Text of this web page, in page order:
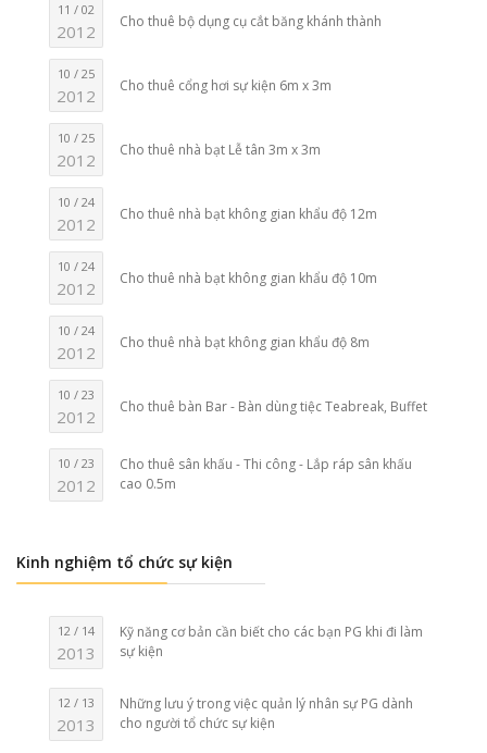
11 / 02
2012 Cho thuê bộ dụng cụ cắt băng khánh thành
10 / 25
2012 Cho thuê cổng hơi sự kiện 6m x 3m
10 / 25
2012 Cho thuê nhà bạt Lễ tân 3m x 3m
10 / 24
2012 Cho thuê nhà bạt không gian khẩu độ 12m
10 / 24
2012 Cho thuê nhà bạt không gian khẩu độ 10m
10 / 24
2012 Cho thuê nhà bạt không gian khẩu độ 8m
10 / 23
2012 Cho thuê bàn Bar - Bàn dùng tiệc Teabreak, Buffet
10 / 23
2012
Cho thuê sân khấu - Thi công - Lắp ráp sân khấu
cao 0.5m
Kinh nghiệm tổ chức sự kiện
12 / 14
2013
Kỹ năng cơ bản cần biết cho các bạn PG khi đi làm
sự kiện
12 / 13
2013
Những lưu ý trong việc quản lý nhân sự PG dành
cho người tổ chức sự kiện